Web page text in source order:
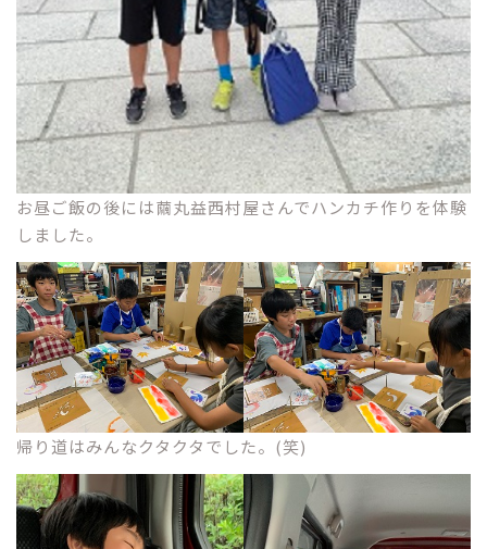
お昼ご飯の後には繭丸益西村屋さんでハンカチ作りを体験
しました。
帰り道はみんなクタクタでした。(笑)